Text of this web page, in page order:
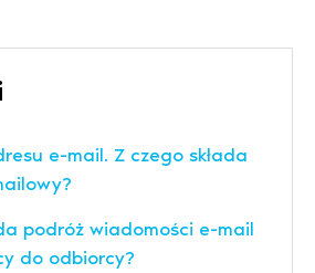
e-mail. Z czego składa
podróż wiadomości e-mail
do odbiorcy?